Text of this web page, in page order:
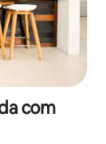
com